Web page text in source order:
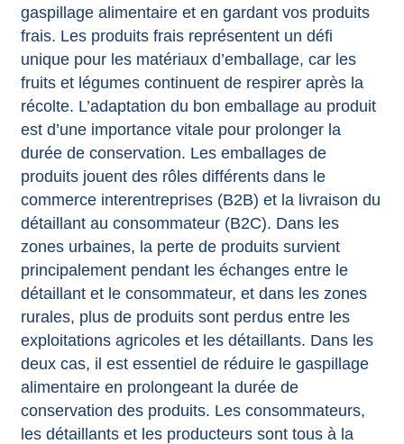
gaspillage alimentaire et en gardant vos produits
frais. Les produits frais représentent un défi
unique pour les matériaux d’emballage, car les
fruits et légumes continuent de respirer après la
récolte. L’adaptation du bon emballage au produit
est d’une importance vitale pour prolonger la
durée de conservation. Les emballages de
produits jouent des rôles différents dans le
commerce interentreprises (B2B) et la livraison du
détaillant au consommateur (B2C). Dans les
zones urbaines, la perte de produits survient
principalement pendant les échanges entre le
détaillant et le consommateur, et dans les zones
rurales, plus de produits sont perdus entre les
exploitations agricoles et les détaillants. Dans les
deux cas, il est essentiel de réduire le gaspillage
alimentaire en prolongeant la durée de
conservation des produits. Les consommateurs,
les détaillants et les producteurs sont tous à la